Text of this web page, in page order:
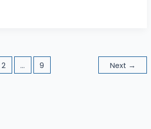
2 … 9 Next →